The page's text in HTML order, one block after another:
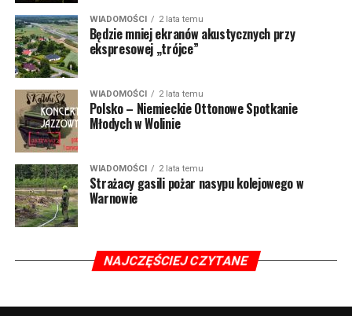
WIADOMOŚCI 2 lata temu
Będzie mniej ekranów akustycznych przy
ekspresowej „trójce”
WIADOMOŚCI 2 lata temu
Polsko – Niemieckie Ottonowe Spotkanie
Młodych w Wolinie
WIADOMOŚCI 2 lata temu
Strażacy gasili pożar nasypu kolejowego w
Warnowie
NAJCZĘŚCIEJ CZYTANE